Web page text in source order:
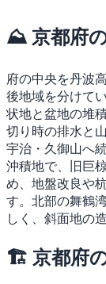
⛰ 京都府
府の中央を丹波
後地域を分けて
状地と盆地の堆
切り時の排水と
宇治・久御山へ
沖積地で、旧巨
め、地盤改良や
す。北部の舞鶴
しく、斜面地の
🏗 京都府